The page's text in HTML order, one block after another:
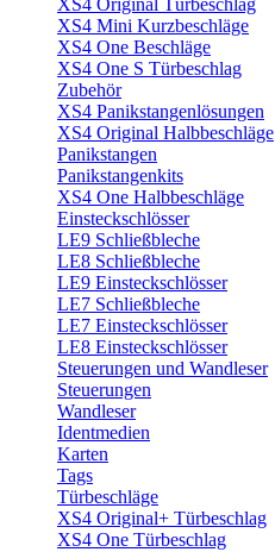
XS4 Mini Kurzbeschläge
XS4 One Beschläge
XS4 One S Türbeschlag
Zubehör
XS4 Panikstangenlösungen
XS4 Original Halbbeschläge
Panikstangen
Panikstangenkits
XS4 One Halbbeschläge
Einsteckschlösser
LE9 Schließbleche
LE8 Schließbleche
LE9 Einsteckschlösser
LE7 Schließbleche
LE7 Einsteckschlösser
LE8 Einsteckschlösser
Steuerungen und Wandleser
Steuerungen
Wandleser
Identmedien
Karten
Tags
Türbeschläge
XS4 Original+ Türbeschlag
XS4 One Türbeschlag